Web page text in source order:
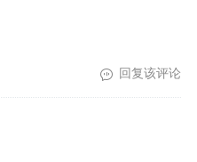
回复该评论